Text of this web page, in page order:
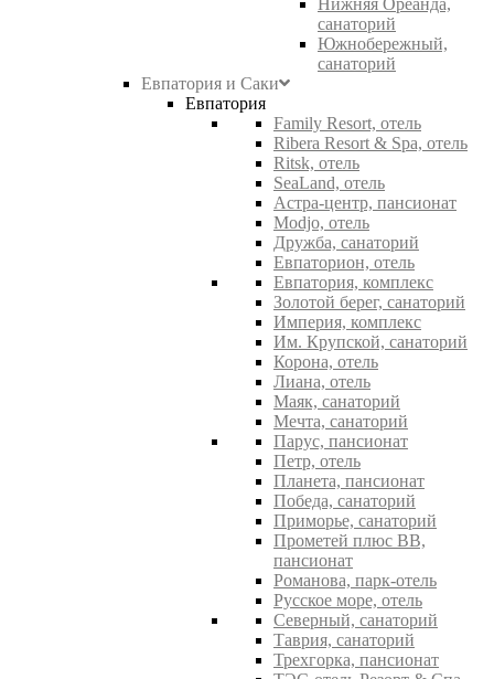
Нижняя Ореанда,
санаторий
Южнобережный,
санаторий
Евпатория и Саки
Евпатория
Family Resort, отель
Ribera Resort & Spa, отель
Ritsk, отель
SeaLand, отель
Астра-центр, пансионат
Modjo, отель
Дружба, санаторий
Евпаторион, отель
Евпатория, комплекс
Золотой берег, санаторий
Империя, комплекс
Им. Крупской, санаторий
Корона, отель
Лиана, отель
Маяк, санаторий
Мечта, санаторий
Парус, пансионат
Петр, отель
Планета, пансионат
Победа, санаторий
Приморье, санаторий
Прометей плюс ВВ,
пансионат
Романова, парк-отель
Русское море, отель
Северный, санаторий
Таврия, санаторий
Трехгорка, пансионат